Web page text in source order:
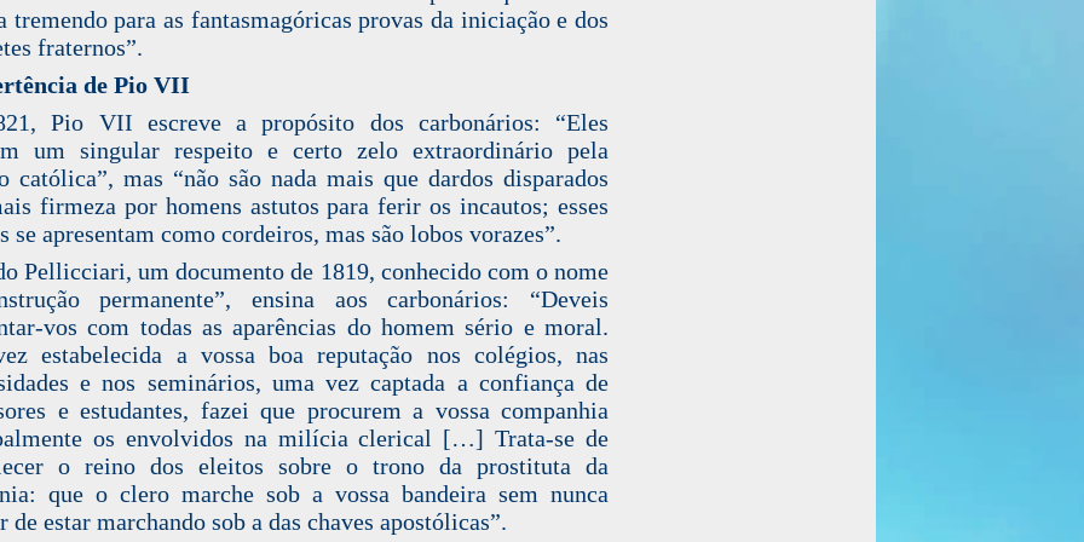
tremendo para as fantasmagóricas provas da iniciação e dos
fraternos”.
de Pio VII
Pio VII escreve a propósito dos carbonários: “Eles
um singular respeito e certo zelo extraordinário pela
católica”, mas “não são nada mais que dardos disparados
firmeza por homens astutos para ferir os incautos; esses
se apresentam como cordeiros, mas são lobos vorazes”.
Pellicciari, um documento de 1819, conhecido com o nome
permanente”, ensina aos carbonários: “Deveis
vos com todas as aparências do homem sério e moral.
estabelecida a vossa boa reputação nos colégios, nas
e nos seminários, uma vez captada a confiança de
e estudantes, fazei que procurem a vossa companhia
os envolvidos na milícia clerical […] Trata-se de
o reino dos eleitos sobre o trono da prostituta da
que o clero marche sob a vossa bandeira sem nunca
de estar marchando sob a das chaves apostólicas”.